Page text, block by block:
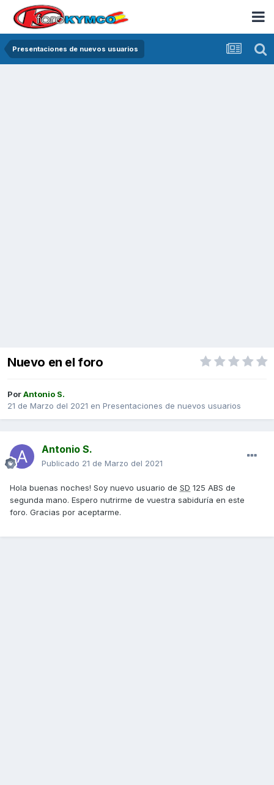
Presentaciones de nuevos usuarios
Nuevo en el foro
PorAntonio S.
21 de Marzo del 2021 en Presentaciones de nuevos usuarios
Antonio S.
Publicado 21 de Marzo del 2021
Hola buenas noches! Soy nuevo usuario de SD 125 ABS de
segunda mano. Espero nutrirme de vuestra sabiduría en este
foro. Gracias por aceptarme.